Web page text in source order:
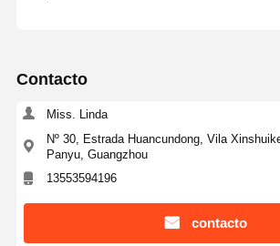
Contacto
Miss. Linda
Nº 30, Estrada Huancundong, Vila
Panyu, Guangzhou
13553594196
contacto